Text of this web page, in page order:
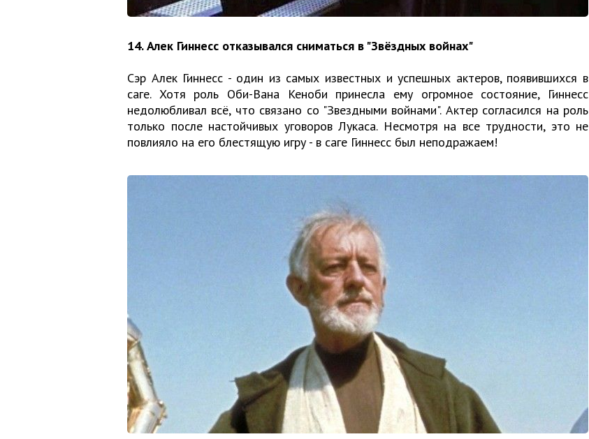
14. Алек Гиннесс отказывался сниматься в "Звёздных войнах"
Сэр Алек Гиннесс - один из самых известных и успешных актеров, появившихся в
саге. Хотя роль Оби-Вана Кеноби принесла ему огромное состояние, Гиннесс
недолюбливал всё, что связано со "Звездными войнами". Актер согласился на роль
только после настойчивых уговоров Лукаса. Несмотря на все трудности, это не
повлияло на его блестящую игру - в саге Гиннесс был неподражаем!